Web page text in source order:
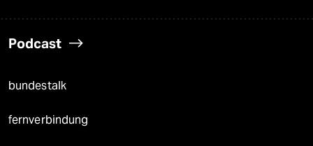
Podcast
bundestalk
fernverbindung